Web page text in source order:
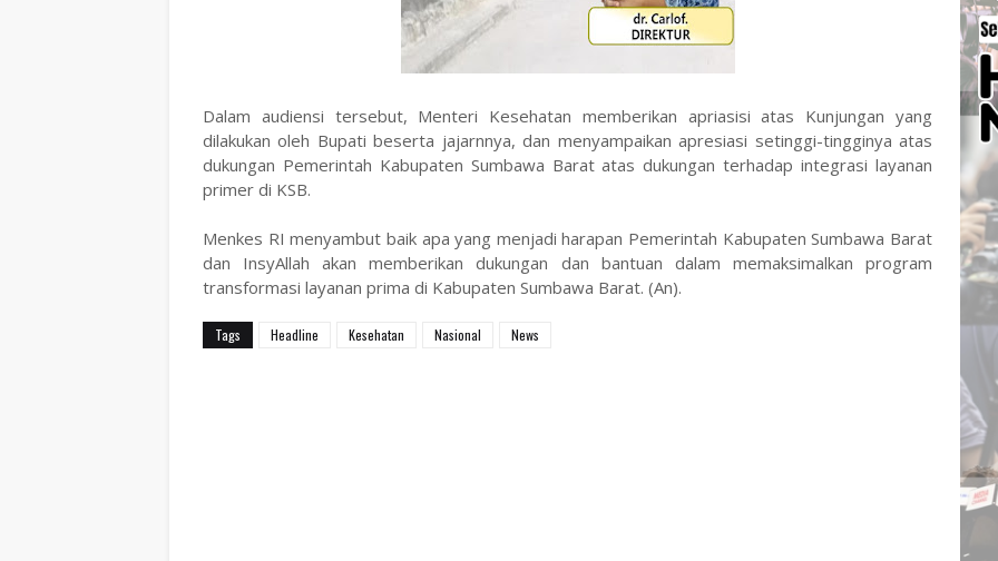
Dalam audiensi tersebut, Menteri Kesehatan memberikan apriasisi atas Kunjungan yang
dilakukan oleh Bupati beserta jajarnnya, dan menyampaikan apresiasi setinggi-tingginya atas
dukungan Pemerintah Kabupaten Sumbawa Barat atas dukungan terhadap integrasi layanan
primer di KSB.
Menkes RI menyambut baik apa yang menjadi harapan Pemerintah Kabupaten Sumbawa Barat
dan InsyAllah akan memberikan dukungan dan bantuan dalam memaksimalkan program
transformasi layanan prima di Kabupaten Sumbawa Barat. (An).
Tags Headline Kesehatan Nasional News